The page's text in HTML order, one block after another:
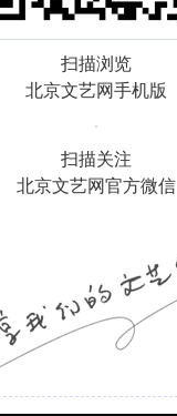
扫描浏览
北京文艺网手机版
扫描关注
北京文艺网官方微信